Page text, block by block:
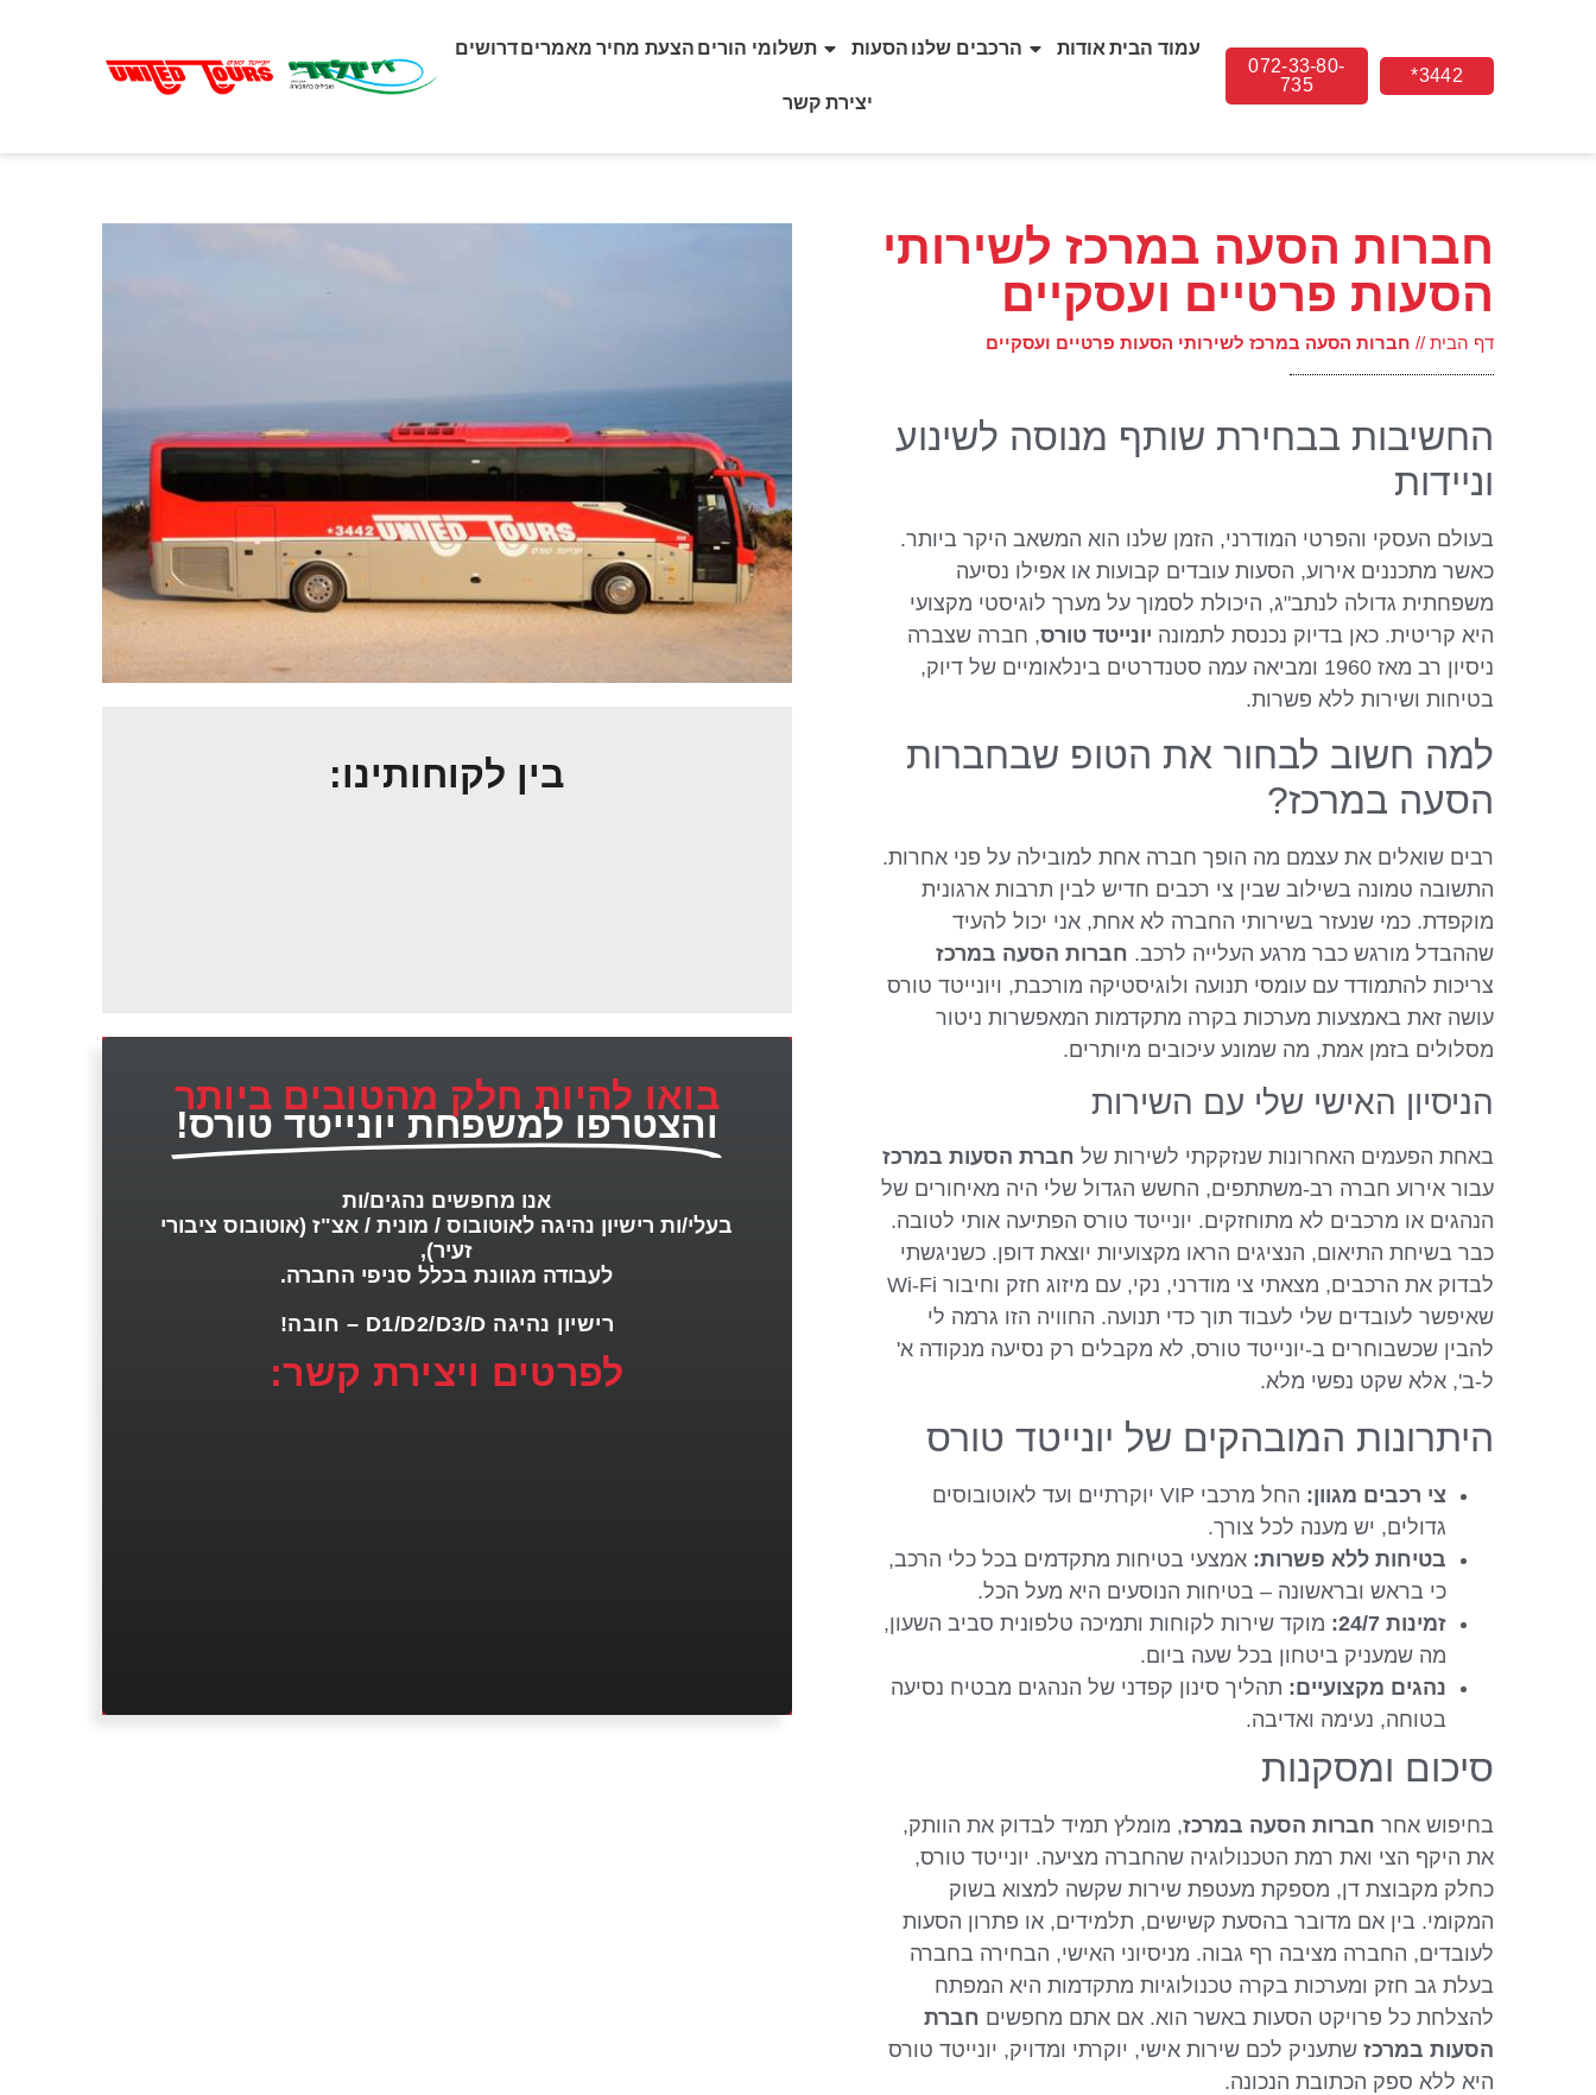
3442*
072-33-80-
735
עמוד הביתאודות הרכבים שלנו הסעות תשלומי הורים הצעת מחיר מאמריםדרושים
יצירת קשר
חברות הסעה במרכז לשירותי
הסעות פרטיים ועסקיים
דף הבית// חברות הסעה במרכז לשירותי הסעות פרטיים ועסקיים
החשיבות בבחירת שותף מנוסה לשינוע
וניידות
בעולם העסקי והפרטי המודרני, הזמן שלנו הוא המשאב היקר ביותר.
כאשר מתכננים אירוע, הסעות עובדים קבועות או אפילו נסיעה
משפחתית גדולה לנתב"ג, היכולת לסמוך על מערך לוגיסטי מקצועי
היא קריטית. כאן בדיוק נכנסת לתמונה יונייטד טורס, חברה שצברה
ניסיון רב מאז 1960 ומביאה עמה סטנדרטים בינלאומיים של דיוק,
בטיחות ושירות ללא פשרות.
למה חשוב לבחור את הטופ שבחברות
הסעה במרכז?
רבים שואלים את עצמם מה הופך חברה אחת למובילה על פני אחרות.
התשובה טמונה בשילוב שבין צי רכבים חדיש לבין תרבות ארגונית
מוקפדת. כמי שנעזר בשירותי החברה לא אחת, אני יכול להעיד
שההבדל מורגש כבר מרגע העלייה לרכב. חברות הסעה במרכז
צריכות להתמודד עם עומסי תנועה ולוגיסטיקה מורכבת, ויונייטד טורס
עושה זאת באמצעות מערכות בקרה מתקדמות המאפשרות ניטור
מסלולים בזמן אמת, מה שמונע עיכובים מיותרים.
הניסיון האישי שלי עם השירות
באחת הפעמים האחרונות שנזקקתי לשירות של חברת הסעות במרכז
עבור אירוע חברה רב-משתתפים, החשש הגדול שלי היה מאיחורים של
הנהגים או מרכבים לא מתוחזקים. יונייטד טורס הפתיעה אותי לטובה.
כבר בשיחת התיאום, הנציגים הראו מקצועיות יוצאת דופן. כשניגשתי
לבדוק את הרכבים, מצאתי צי מודרני, נקי, עם מיזוג חזק וחיבור Wi-Fi
שאיפשר לעובדים שלי לעבוד תוך כדי תנועה. החוויה הזו גרמה לי
להבין שכשבוחרים ב-יונייטד טורס, לא מקבלים רק נסיעה מנקודה א'
ל-ב', אלא שקט נפשי מלא.
היתרונות המובהקים של יונייטד טורס
צי רכבים מגוון:
החל מרכבי VIP יוקרתיים ועד לאוטובוסים
גדולים, יש מענה לכל צורך.
בטיחות ללא פשרות: אמצעי בטיחות מתקדמים בכל כלי הרכב,
כי בראש ובראשונה – בטיחות הנוסעים היא מעל הכל.
זמינות 24/7:
מוקד שירות לקוחות ותמיכה טלפונית סביב השעון,
מה שמעניק ביטחון בכל שעה ביום.
נהגים מקצועיים: תהליך סינון קפדני של הנהגים מבטיח נסיעה
בטוחה, נעימה ואדיבה.
סיכום ומסקנות
בחיפוש אחר חברות הסעה במרכז, מומלץ תמיד לבדוק את הוותק,
את היקף הצי ואת רמת הטכנולוגיה שהחברה מציעה. יונייטד טורס,
כחלק מקבוצת דן, מספקת מעטפת שירות שקשה למצוא בשוק
המקומי. בין אם מדובר בהסעת קשישים, תלמידים, או פתרון הסעות
לעובדים, החברה מציבה רף גבוה. מניסיוני האישי, הבחירה בחברה
בעלת גב חזק ומערכות בקרה טכנולוגיות מתקדמות היא המפתח
להצלחת כל פרויקט הסעות באשר הוא. אם אתם מחפשים חברת
הסעות במרכזשתעניק לכם שירות אישי, יוקרתי ומדויק, יונייטד טורס
היא ללא ספק הכתובת הנכונה.
בין לקוחותינו:
בואו להיות חלק מהטובים ביותר
והצטרפו למשפחת יונייטד טורס!
אנו מחפשים נהגים/ות
בעלי/ות רישיון נהיגה לאוטובוס / מונית / אצ"ז (אוטובוס ציבורי
זעיר),
לעבודה מגוונת בכלל סניפי החברה.
רישיון נהיגה D1/D2/D3/D – חובה!
לפרטים ויצירת קשר: